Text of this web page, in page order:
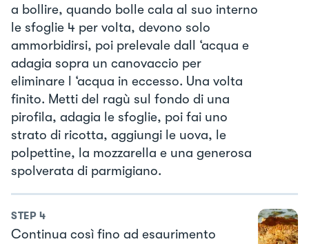
a bollire, quando bolle cala al suo interno
le sfoglie 4 per volta, devono solo
ammorbidirsi, poi prelevale dall ‘acqua e
adagia sopra un canovaccio per
eliminare l ‘acqua in eccesso. Una volta
finito. Metti del ragù sul fondo di una
pirofila, adagia le sfoglie, poi fai uno
strato di ricotta, aggiungi le uova, le
polpettine, la mozzarella e una generosa
spolverata di parmigiano.
STEP 4
Continua così fino ad esaurimento